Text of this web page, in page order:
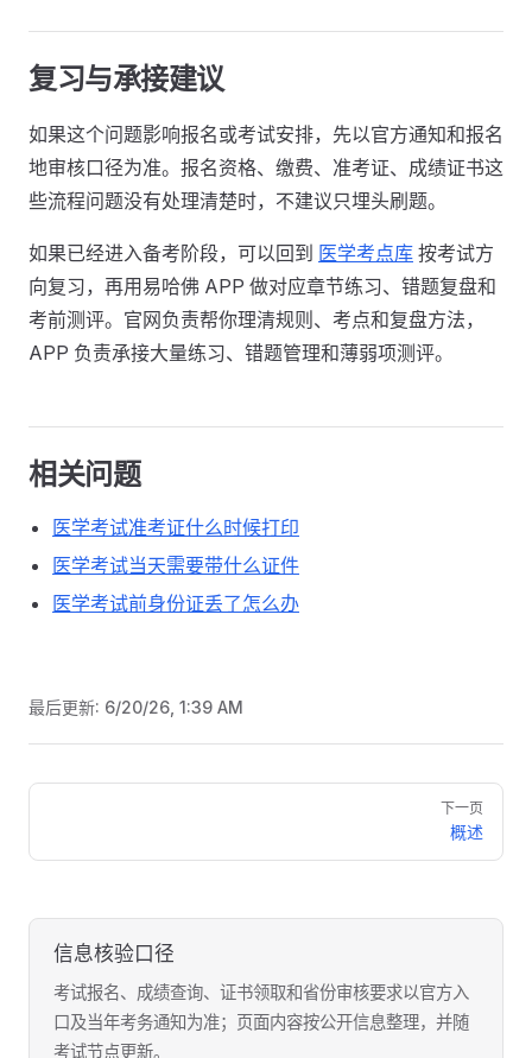
复习与承接建议
如果这个问题影响报名或考试安排，先以官方通知和报名
地审核口径为准。报名资格、缴费、准考证、成绩证书这
些流程问题没有处理清楚时，不建议只埋头刷题。
如果已经进入备考阶段，可以回到 医学考点库 按考试方
向复习，再用易哈佛 APP 做对应章节练习、错题复盘和
考前测评。官网负责帮你理清规则、考点和复盘方法，
APP 负责承接大量练习、错题管理和薄弱项测评。
相关问题
医学考试准考证什么时候打印
医学考试当天需要带什么证件
医学考试前身份证丢了怎么办
最后更新: 6/20/26, 1:39 AM
Pager
下一页
概述
信息核验口径
考试报名、成绩查询、证书领取和省份审核要求以官方入
口及当年考务通知为准；页面内容按公开信息整理，并随
考试节点更新。